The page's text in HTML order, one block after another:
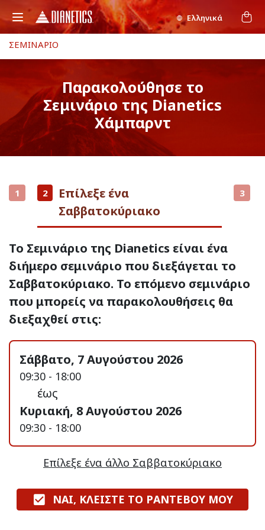
Ελληνικά
ΣΕΜΙΝΑΡΙΟ
Παρακολούθησε το
Σεμινάριο της Dianetics
Χάμπαρντ
1 2
Επίλεξε ένα
Σαββατοκύριακο
3
Το Σεμινάριο της Dianetics είναι ένα
διήμερο σεμινάριο που διεξάγεται το
Σαββατοκύριακο. Το επόμενο σεμινάριο
που μπορείς να παρακολουθήσεις θα
διεξαχθεί στις:
Σάββατο, 7 Αυγούστου 2026
09:30 - 18:00
έως
Κυριακή, 8 Αυγούστου 2026
09:30 - 18:00
Επίλεξε ένα άλλο Σαββατοκύριακο
ΝΑΙ, ΚΛΕΙΣΤΕ ΤΟ ΡΑΝΤΕΒΟΥ ΜΟΥ